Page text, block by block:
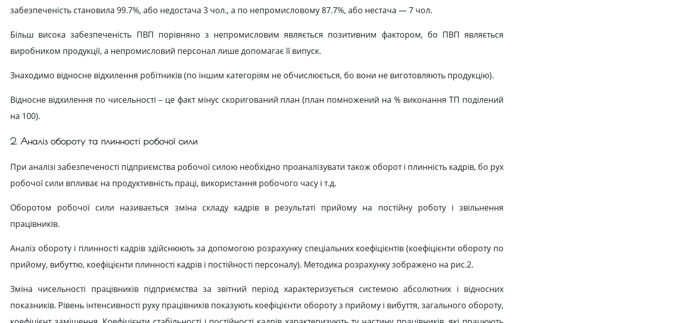
забезпеченість становила 99.7%, або недостача 3 чол., а по непромисловому 87.7%, або нестача — 7 чол.
Більш висока забезпеченість ПВП порівняно з непромисловим являється позитивним фактором, бо ПВП являється
виробником продукції, а непромисловий персонал лише допомагає її випуск.
Знаходимо відносне відхилення робітників (по іншим категоріям не обчислюється, бо вони не виготовляють продукцію).
Відносне відхилення по чисельності – це факт мінус скоригований план (план помножений на % виконання ТП поділений
на 100).
2. Аналіз обороту та плинності робочої сили
При аналізі забезпеченості підприємства робочої силою необхідно проаналізувати також оборот і плинність кадрів, бо рух
робочої сили впливає на продуктивність праці, використання робочого часу і т.д.
Оборотом робочої сили називається зміна складу кадрів в результаті прийому на постійну роботу і звільнення
працівників.
Аналіз обороту і плинності кадрів здійснюють за допомогою розрахунку спеціальних коефіцієнтів (коефіцієнти обороту по
прийому, вибуттю, коефіцієнти плинності кадрів і постійності персоналу). Методика розрахунку зображено на рис.2.
Зміна чисельності працівників підприємства за звітний період характеризується системою абсолютних і відносних
показників. Рівень інтенсивності руху працівників показують коефіцієнти обороту з прийому і вибуття, загального обороту,